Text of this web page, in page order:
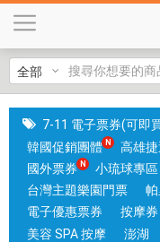
7-11 電子票券(可即
韓國促銷團體
高雄
國外票券
小琉球專區
台灣主題樂園門票
電子優惠票券
按摩券
美容 SPA 按摩
澎湖